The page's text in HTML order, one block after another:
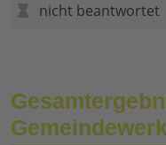
nicht beantwortet